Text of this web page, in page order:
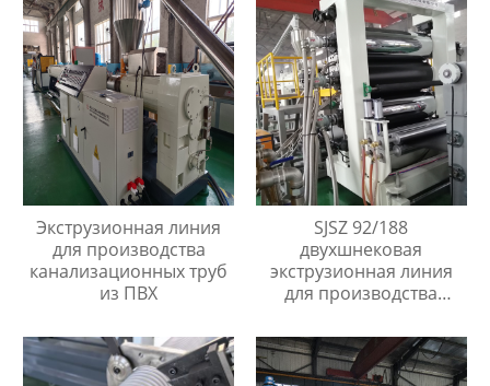
Экструзионная линия
для производства
канализационных труб
из ПВХ
SJSZ 92/188
двухшнековая
экструзионная линия
для производства
полимерный композит